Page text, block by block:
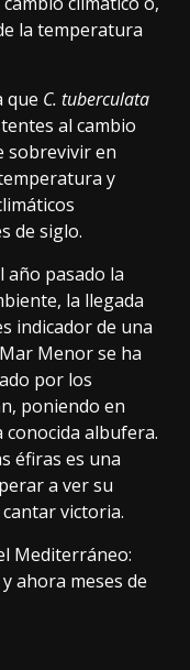
la temperatura
que C. tuberculata
al cambio
sobreviviren
y
de siglo.
año pasado la
la llegada
indicador de una
Menor se ha
por los
poniendo en
albufera.
éfiras es una
a ver su
victoria.
Mediterráneo:
ahora meses de